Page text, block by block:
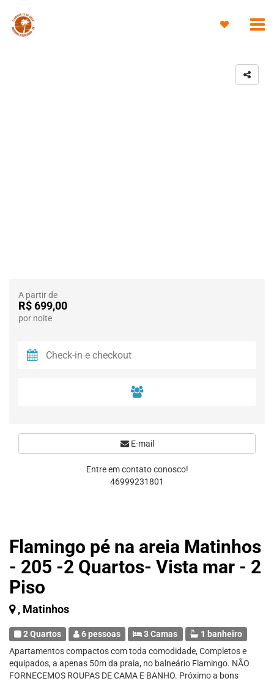
Flamingo pé na areia Matinhos
- 205 -2 Quartos- Vista mar - 2
Piso
, Matinhos
2 Quartos 6 pessoas 3 Camas
1 banheiro
Apartamentos compactos com toda comodidade, Completos e
equipados, a apenas 50m da praia, no balneário Flamingo. NÃO
FORNECEMOS ROUPAS DE CAMA E BANHO. Próximo a bons
A partir de
R$ 699,00
por noite
E-mail
Entre em contato conosco!
46999231801